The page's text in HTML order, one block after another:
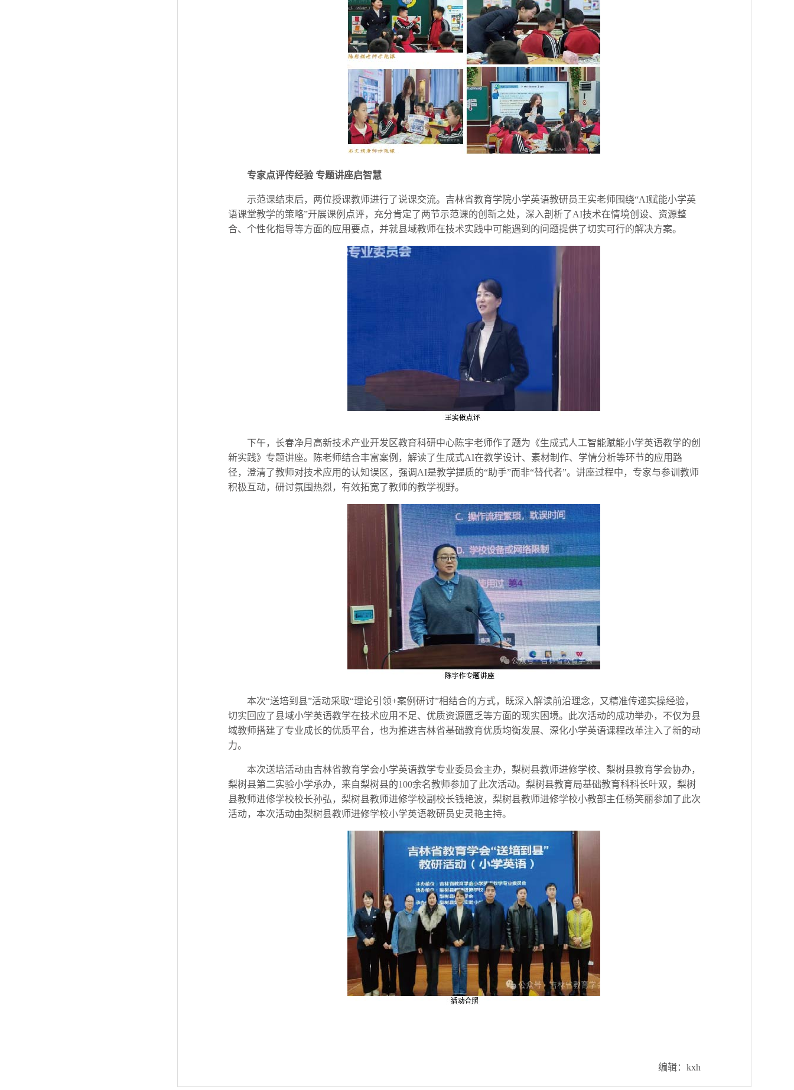
专家点评传经验 专题讲座启智慧
示范课结束后，两位授课教师进行了说课交流。吉林省教育学院小学英语教研员王实老师围绕“AI赋能小学英
语课堂教学的策略”开展课例点评，充分肯定了两节示范课的创新之处，深入剖析了AI技术在情境创设、资源整
合、个性化指导等方面的应用要点，并就县域教师在技术实践中可能遇到的问题提供了切实可行的解决方案。
下午，长春净月高新技术产业开发区教育科研中心陈宇老师作了题为《生成式人工智能赋能小学英语教学的创
新实践》专题讲座。陈老师结合丰富案例，解读了生成式AI在教学设计、素材制作、学情分析等环节的应用路
径，澄清了教师对技术应用的认知误区，强调AI是教学提质的“助手”而非“替代者”。讲座过程中，专家与参训教师
积极互动，研讨氛围热烈，有效拓宽了教师的教学视野。
本次“送培到县”活动采取“理论引领+案例研讨”相结合的方式，既深入解读前沿理念，又精准传递实操经验，
切实回应了县域小学英语教学在技术应用不足、优质资源匮乏等方面的现实困境。此次活动的成功举办，不仅为县
域教师搭建了专业成长的优质平台，也为推进吉林省基础教育优质均衡发展、深化小学英语课程改革注入了新的动
力。
本次送培活动由吉林省教育学会小学英语教学专业委员会主办，梨树县教师进修学校、梨树县教育学会协办，
梨树县第二实验小学承办，来自梨树县的100余名教师参加了此次活动。梨树县教育局基础教育科科长叶双，梨树
县教师进修学校校长孙弘，梨树县教师进修学校副校长钱艳波，梨树县教师进修学校小教部主任杨笑丽参加了此次
活动，本次活动由梨树县教师进修学校小学英语教研员史灵艳主持。
编辑：kxh